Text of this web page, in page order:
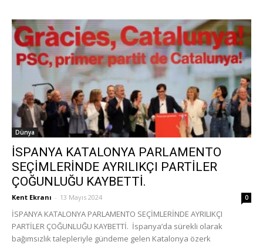
Dünya
İSPANYA KATALONYA PARLAMENTO
SEÇİMLERİNDE AYRILIKÇI PARTİLER
ÇOĞUNLUĞU KAYBETTİ.
Kent Ekranı - 13 Mayıs 2024 0
İSPANYA KATALONYA PARLAMENTO SEÇİMLERİNDE AYRILIKÇI
PARTİLER ÇOĞUNLUĞU KAYBETTİ. İspanya’da sürekli olarak
bağımsızlık talepleriyle gündeme gelen Katalonya özerk